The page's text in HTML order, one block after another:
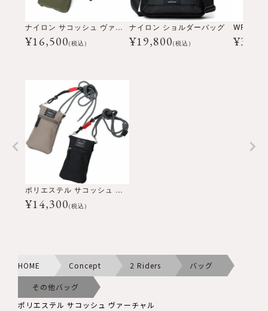
ナイロン サコッシュ ヴァーチャル
¥16,500(税込)
ナイロン ショルダーバッグ
¥19,800(税込)
WRC コ
¥
ポリエステル サコッシュ ヴァーチャル
¥14,300(税込)
HOME Concept 2 Riders バッグ
その他バッグ
ポリエステル サコッシュ ヴァーチャル